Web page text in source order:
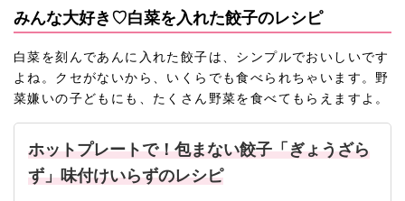
みんな大好き♡白菜を入れた餃子のレシピ
白菜を刻んであんに入れた餃子は、シンプルでおいしいです
よね。クセがないから、いくらでも食べられちゃいます。野
菜嫌いの子どもにも、たくさん野菜を食べてもらえますよ。
ホットプレートで！包まない餃子「ぎょうざら
ず」味付けいらずのレシピ